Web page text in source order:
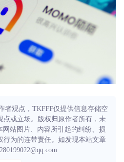
者观点，TKFFF仅提供信息存储空
点或立场。版权归原作者所有，未
站图片、内容所引起的纠纷、损
行为的连带责任。如发现本站文章